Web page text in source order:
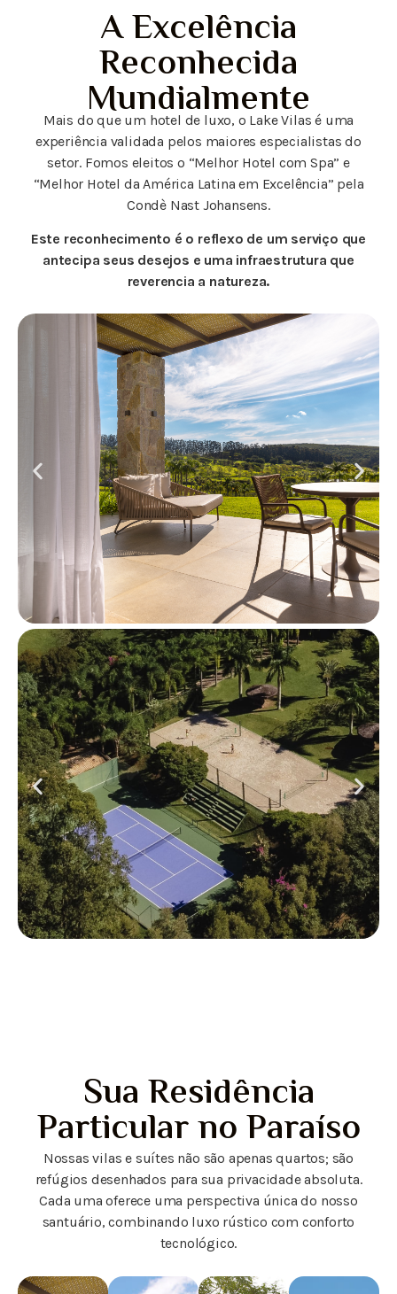
A Excelência
Reconhecida
Mundialmente
Mais do que um hotel de luxo, o Lake Vilas é uma
experiência validada pelos maiores especialistas do
setor. Fomos eleitos o “Melhor Hotel com Spa” e
“Melhor Hotel da América Latina em Excelência” pela
Condè Nast Johansens.
Este reconhecimento é o reflexo de um serviço que
antecipa seus desejos e uma infraestrutura que
reverencia a natureza.
Sua Residência
Particular no Paraíso
Nossas vilas e suítes não são apenas quartos; são
refúgios desenhados para sua privacidade absoluta.
Cada uma oferece uma perspectiva única do nosso
santuário, combinando luxo rústico com conforto
tecnológico.